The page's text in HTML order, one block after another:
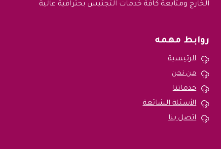
الخارج ومتابعة كافة خدمات التجنيس بحترافية عالية
روابط مهمه
الرئيسية
من نحن
خدماتنا
الأسئلة الشائعة
اتصل بنا